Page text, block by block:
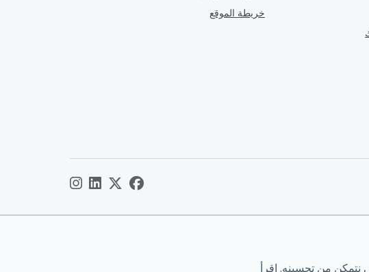
خريطة الموقع
من تحسينه. اقرأ